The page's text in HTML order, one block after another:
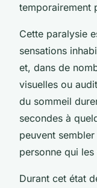
temporairement
Cette paralysie
sensations
et, dans de
visuelles ou
du sommeil
secondes à
peuvent
personne qui les
Durant cet état